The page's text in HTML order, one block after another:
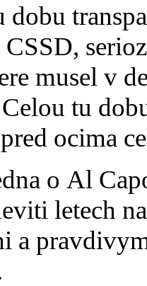
dobu
musel v
tu
ocima
o Al
letech
a